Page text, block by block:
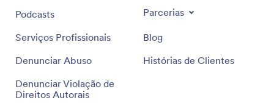
Podcasts
Serviços Profissionais
Denunciar Abuso
Denunciar Violação de
Direitos Autorais
Parcerias
Blog
Histórias de Clientes